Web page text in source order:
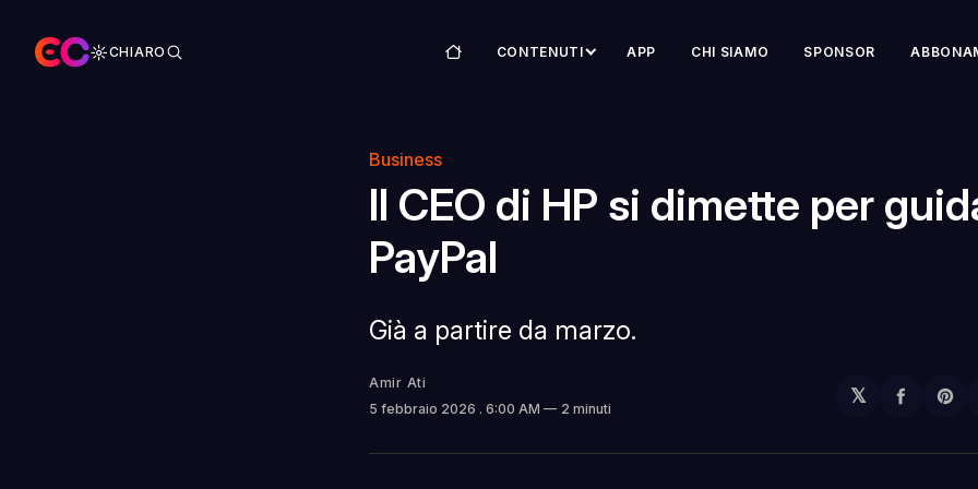
CHIARO CONTENUTI APP CHI SIAMO SPONSOR
Business
Il CEO di HP si dimette per
PayPal
Già a partire da marzo.
Amir Ati
5 febbraio 2026 . 6:00 AM 2 minuti
𝕏